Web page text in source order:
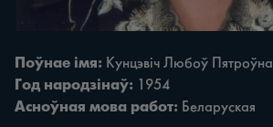
Поўнае імя: Кунцэвіч Любоў Пятроўна
Год народзінаў: 1954
Асноўная мова работ: Беларуская